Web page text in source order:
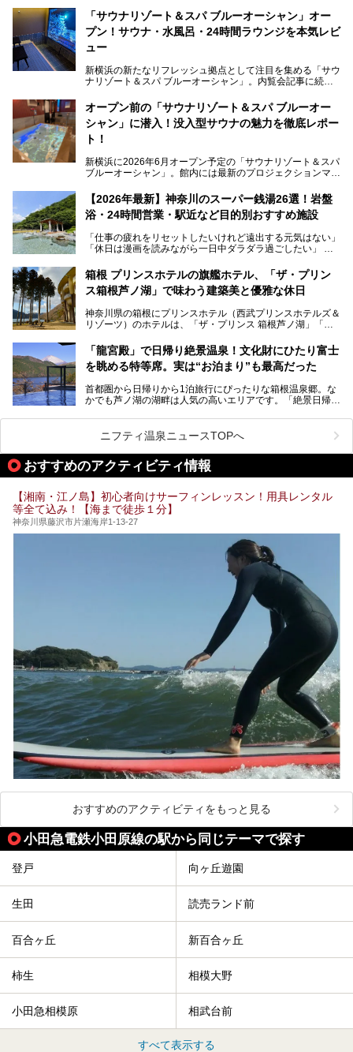
「サウナリゾート＆スパ ブルーオーシャン」オー
プン！サウナ・水風呂・24時間ラウンジを本気レビ
ュー
新横浜の新たなリフレッシュ拠点として注目を集める「サウ
ナリゾート＆スパ ブルーオーシャン」。内覧会記事に続
す。サウナや水風呂の気持ちよさはもちろん、リラックスス
ペースの過ごしやすさまで徹底チェック。新横浜エリアで日
常の疲れをリセットしたい人、ライブやスポーツ観戦遠征組
は必見です。
オープン前の「サウナリゾート＆スパ ブルーオー
シャン」に潜入！没入型サウナの魅力を徹底レポー
ト！
新横浜に2026年6月オープン予定の「サウナリゾート＆スパ
ブルーオーシャン」。館内には最新のプロジェクションマッ
的な“没入感（イマーシブ）”を体験できます。
今回は、そんな大注目の施設に一足先にお邪魔し、その全貌
を見学させていただきました！
サウナ室の中に咲き誇る桜、魚たちが泳ぐ水風呂、そしてバ
リのビーチを思わせる休憩スペース…。驚きの連続だった館
内の様子をレポートします！
【2026年最新】神奈川のスーパー銭湯26選！岩盤
浴・24時間営業・駅近など目的別おすすめ施設
「仕事の疲れをリセットしたいけれど遠出する元気はない」
「休日は漫画を読みながら一日中ダラダラ過ごしたい」
たい」
そんな「癒やされたい」という願いを叶えてくれるのが、神
神奈川県には、サウナや岩盤浴、一日中遊べるエンタメ施設
など、“非日常”を味わえるスーパー銭湯が数多く揃っていま
う」という人も多いはず。
そこで今回は、神奈川県内の人気施設26選を「安さ」「岩
業」「駅近」など、目的別に厳選して紹介します。
今の気分にぴったりの施設を見つけて、最高のリフレッシュ
箱根 プリンスホテルの旗艦ホテル、「ザ・プリン
ス箱根芦ノ湖」で味わう建築美と優雅な休日
神奈川県の箱根にプリンスホテル（西武プリンスホテルズ＆
リゾーツ）のホテルは、「ザ・プリンス 箱根芦ノ湖」「芦
「箱根仙石原プリンスホテル」と4軒あり、今回ご紹介する
「ザ・プリンス 箱根芦ノ湖」は、その中でもフラッグシッ
プ（旗艦）に位置づけられる特別なホテルです。
昭和の日本を代表する建築家の一人、村野藤吾が芦ノ湖の畔
に建てた桃源郷のようなホテルがここ。自家源泉の温泉や、
提供元：株式会社西武・プリンスホテルズワールドワイド
【PR】
この記事はザ・プリンス 箱根芦ノ湖のPR記事です。
「龍宮殿」で日帰り絶景温泉！文化財にひたり富士
を眺める特等席。実は“お泊まり”も最高だった
首都圏から日帰りから1泊旅行にぴったりな箱根温泉郷。な
かでも芦ノ湖の湖畔は人気の高いエリアです。「絶景日帰り
が楽しめるまさに眺望自慢の日帰り温泉。
そしてここは全24室の「箱根 芦ノ湖畔蛸川温泉 龍宮殿」と
して宿泊もできます。宿泊者は「龍宮殿本館」の営業時間に
加えて、朝6時からの宿泊者専用時間帯にも「龍宮殿本館」
のお風呂が利用できます。
今回は日帰り温泉としての「絶景日帰り温泉 龍宮殿本館
（以下、龍宮殿本館）」と、旅館としての「箱根 芦ノ湖畔
蛸川温泉 龍宮殿（以下、龍宮殿）」の両方の魅力をたっぷ
りお伝えします！
ここは箱根神社、九頭龍神社、白龍神社、箱根元宮と箱根の
4つの神社に囲まれたパワースポットです。
提供元：株式会社西武・プリンスホテルズワールドワイド
この記事は箱根 芦ノ湖畔蛸川温泉 龍宮殿のPR記事です。
ニフティ温泉ニュースTOPへ
おすすめのアクティビティ情報
【湘南・江ノ島】初心者向けサーフィンレッスン！用具レンタル
等全て込み！【海まで徒歩１分】
神奈川県藤沢市片瀬海岸1-13-27
おすすめのアクティビティをもっと見る
小田急電鉄小田原線の駅から同じテーマで探す
登戸 向ヶ丘遊園
生田 読売ランド前
百合ヶ丘 新百合ヶ丘
柿生 相模大野
小田急相模原 相武台前
すべて表示する